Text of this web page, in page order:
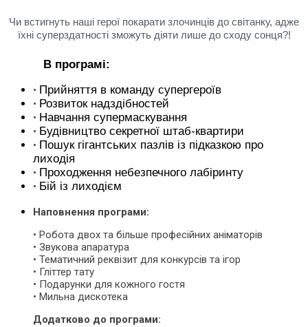
Чи встигнуть наші герої покарати злочинців до світанку, адже
їхні суперздатності зможуть діяти лише до сходу сонця?!
В програмі:
• Прийняття в команду супергероїв
• Розвиток надздібностей
• Навчання супермаскування
• Будівництво секретної штаб-квартири
• Пошук гігантських пазлів із підказкою про
лиходія
• Проходження небезпечного лабіринту
• Бій із лиходієм
Наповнення програми:
• Робота двох та більше професійних аніматорів
• Звукова апаратура
• Тематичний реквізит для конкурсів та ігор
• Гліттер тату
• Подарунки для кожного гостя
• Мильна дискотека
Додатково до програми: